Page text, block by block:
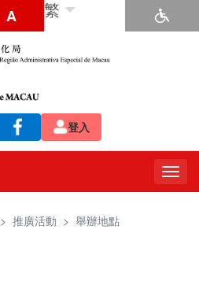
A 繁
登入
> 推廣活動 > 舉辦地點